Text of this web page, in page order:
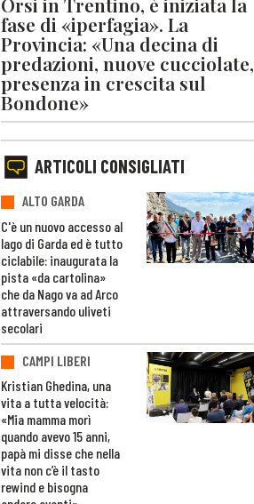
fase di «iperfagia». La
Provincia: «Una decina di
predazioni, nuove cucciolate,
presenza in crescita sul
Bondone»
ARTICOLI CONSIGLIATI
ALTO GARDA
C'è un nuovo accesso al
lago di Garda ed è tutto
ciclabile: inaugurata la
pista «da cartolina»
che da Nago va ad Arco
attraversando uliveti
secolari
CAMPI LIBERI
Kristian Ghedina, una
vita a tutta velocità:
«Mia mamma morì
quando avevo 15 anni,
papà mi disse che nella
vita non c’è il tasto
rewind e bisogna